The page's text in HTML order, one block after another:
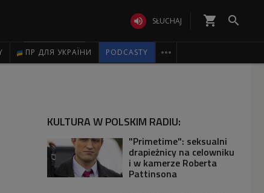
 SŁUCHAJ shopping_cart 
ПР ДЛЯ УКРАЇНИ PODCASTY 
KULTURA W POLSKIM RADIU:
"Primetime": seksualni
drapieżnicy na celowniku
i w kamerze Roberta
Pattinsona